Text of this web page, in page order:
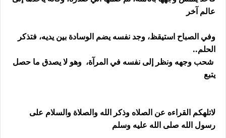
عالم آخر
وفي الصباح استيقظ، وجد نفسه يضم الوسادة بين يديه، فتذكر
الحلم..
شحب وجهه ونظر إلى نفسه في المرآة، وهو لا يصدق ما حصل
يتبع
لاتلهكم القراءه عن الصلاه وذكر الله والصلاة والسلام على
رسول الله صلى الله عليه وسلم